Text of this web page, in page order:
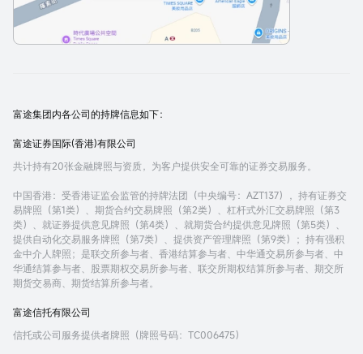
富途集团内各公司的持牌信息如下：
富途证券国际(香港)有限公司
共计持有20张金融牌照与资质，为客户提供安全可靠的证券交易服务。
中国香港：受香港证监会监管的持牌法团（中央编号：AZT137），持有证券交
易牌照（第1类）、期货合约交易牌照（第2类）、杠杆式外汇交易牌照（第3
类）、就证券提供意见牌照（第4类）、就期货合约提供意见牌照（第5类）、
提供自动化交易服务牌照（第7类）、提供资产管理牌照（第9类）；持有强积
金中介人牌照；是联交所参与者、香港结算参与者、中华通交易所参与者、中
华通结算参与者、股票期权交易所参与者、联交所期权结算所参与者、期交所
期货交易商、期货结算所参与者。
富途信托有限公司
信托或公司服务提供者牌照（牌照号码：TC006475）